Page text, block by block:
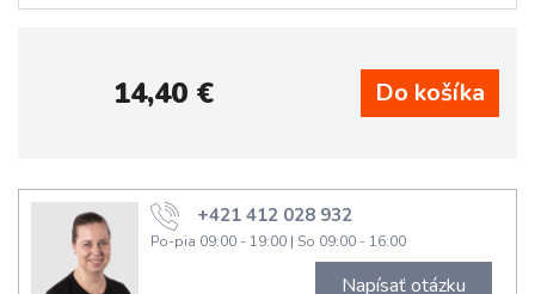
14,40€
+421 412 028 932
Po-pia 09:00 - 19:00 | So 09:00 - 16:00
Napísať otázku